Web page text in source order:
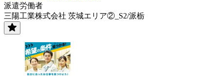
派遣労働者
三陽工業株式会社 茨城エリア②_S2/派栃